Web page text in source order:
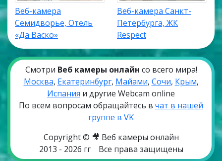
Веб-камера
Семидворье, Отель
«Да Васко»
Веб-камера Санкт-
Петербурга, ЖК
Respect
Смотри Веб камеры онлайн со всего мира!
Москва, Екатеринбург, Майами, Сочи, Крым,
Испания и другие Webcam online
По всем вопросам обращайтесь в чат в нашей
группе в VK
Copyright © 🎥 Веб камеры онлайн
2013 - 2026 гг
Все права защищены